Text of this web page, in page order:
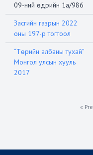
09-ний өдрийн 1а/986
Засгийн газрын 2022
оны 197-р тогтоол
“Төрийн албаны тухай”
Монгол улсын хууль
2017
«